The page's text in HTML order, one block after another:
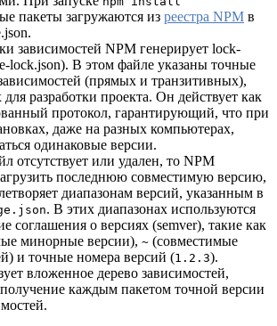
пакеты загружаются из реестра NPM в
зависимостей NPM генерирует lock-
lock.json). В этом файле указаны точные
(прямых и транзитивных),
разработки проекта. Он действует как
протокол, гарантирующий, что при
даже на разных компьютерах,
одинаковые версии.
отсутствует или удален, то NPM
последнюю совместимую версию,
диапазонам версий, указанным в
. В этих диапазонах используются
соглашения о версиях (semver), такие как
минорные версии), ~ (совместимые
и точные номера версий (1.2.3).
вложенное дерево зависимостей,
каждым пакетом точной версии